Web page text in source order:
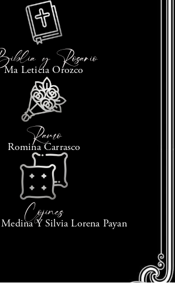
y Rosario
Ma Leticia Orozco
Ramo
Romina Carrasco
Cojines
Medina Y Silvia Lorena Payan